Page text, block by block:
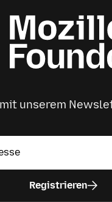
unserem
Registrieren